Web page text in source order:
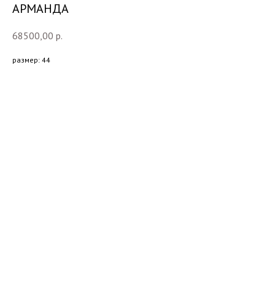
АРМАНДА
68500,00 р.
размер: 44